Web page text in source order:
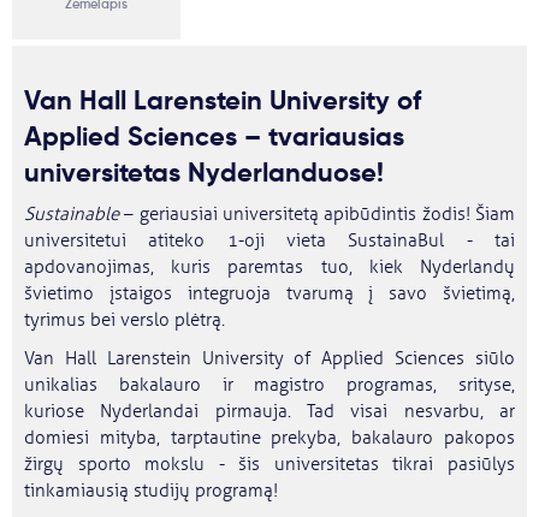
Žemėlapis
Van Hall Larenstein University of
Applied Sciences – tvariausias
universitetas Nyderlanduose!
Sustainable– geriausiai universitetą apibūdintis žodis! Šiam
universitetui atiteko 1-oji vieta SustainaBul - tai
apdovanojimas, kuris paremtas tuo, kiek Nyderlandų
švietimo įstaigos integruoja tvarumą į savo švietimą,
tyrimus bei verslo plėtrą.
Van Hall Larenstein University of Applied Sciences siūlo
unikalias bakalauro ir magistro programas, srityse,
kuriose Nyderlandai pirmauja. Tad visai nesvarbu, ar
domiesi mityba, tarptautine prekyba, bakalauro pakopos
žirgų sporto mokslu - šis universitetas tikrai pasiūlys
tinkamiausią studijų programą!